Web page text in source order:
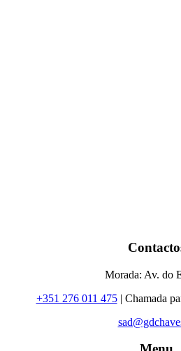
Morada: Av. do
+351 276 011 475| Chamada